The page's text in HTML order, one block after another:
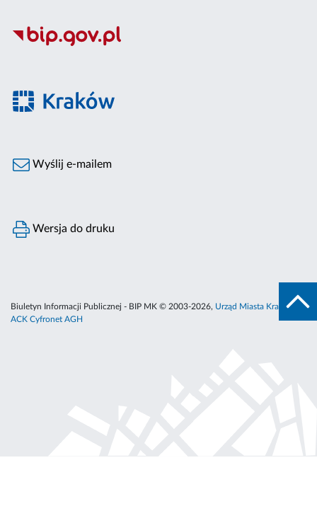
Wyślij e-mailem
Wersja do druku
Biuletyn Informacji Publicznej - BIP MK © 2003-2026, Urząd Miasta Krakowa
ACK Cyfronet AGH